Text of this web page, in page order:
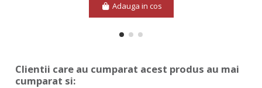
Adauga in cos
Clientii care au cumparat acest produs au mai
cumparat si: